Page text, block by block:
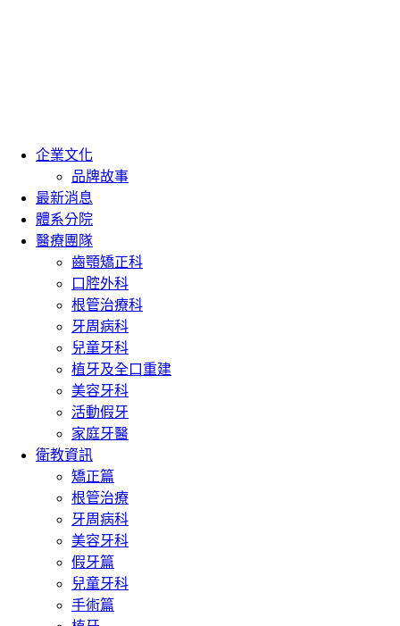
企業文化
品牌故事
最新消息
體系分院
醫療團隊
齒顎矯正科
口腔外科
根管治療科
牙周病科
兒童牙科
植牙及全口重建
美容牙科
活動假牙
家庭牙醫
衛教資訊
矯正篇
根管治療
牙周病科
美容牙科
假牙篇
兒童牙科
手術篇